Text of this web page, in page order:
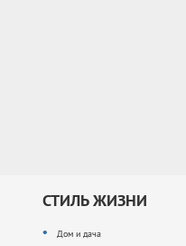
СТИЛЬ ЖИЗНИ
Дом и дача